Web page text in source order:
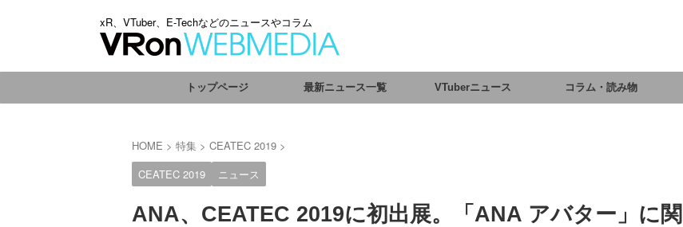
xR、VTuber、E-Techなどのニュースやコラム
トップページ 最新ニュース一覧 VTuberニュース コラム・読み物
HOME > 特集 > CEATEC 2019 >
CEATEC 2019
ニュース
ANA、CEATEC 2019に初出展。「ANA アバター」に関